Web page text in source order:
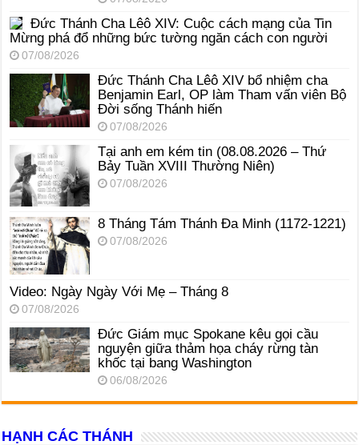
Đức Thánh Cha Lêô XIV: Cuộc cách mạng của Tin
Mừng phá đổ những bức tường ngăn cách con người
07/08/2026
Đức Thánh Cha Lêô XIV bổ nhiệm cha
Benjamin Earl, OP làm Tham vấn viên Bộ
Đời sống Thánh hiến
07/08/2026
Tại anh em kém tin (08.08.2026 – Thứ
Bảy Tuần XVIII Thường Niên)
07/08/2026
8 Tháng Tám Thánh Ða Minh (1172-1221)
07/08/2026
Video: Ngày Ngày Với Mẹ – Tháng 8
07/08/2026
Đức Giám mục Spokane kêu gọi cầu
nguyện giữa thảm họa cháy rừng tàn
khốc tại bang Washington
06/08/2026
HẠNH CÁC THÁNH